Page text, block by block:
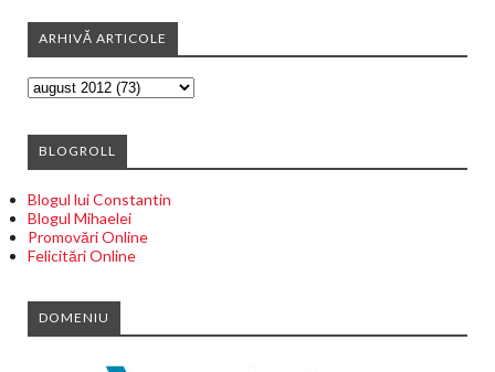
ARHIVĂ ARTICOLE
BLOGROLL
Blogul lui Constantin
Blogul Mihaelei
Promovări Online
Felicitări Online
DOMENIU